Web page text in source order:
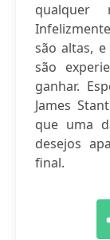
são altas,
são
ganhar.
James
que uma
desejos
final.